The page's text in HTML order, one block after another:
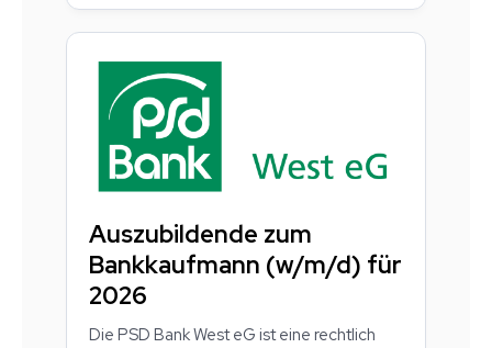
Auszubildende zum
Bankkaufmann (w/m/d) für
2026
Die PSD Bank West eG ist eine rechtlich